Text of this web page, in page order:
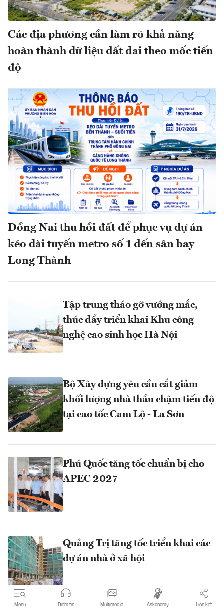
Menu Điểm tin Multimedia Askonomy Liên kết
Các địa phương cần làm rõ khả năng
hoàn thành dữ liệu đất đai theo mốc tiến
độ
Đồng Nai thu hồi đất để phục vụ dự án
kéo dài tuyến metro số 1 đến sân bay
Long Thành
Tập trung tháo gỡ vướng mắc,
thúc đẩy triển khai Khu công
nghệ cao sinh học Hà Nội
Bộ Xây dựng yêu cầu cắt giảm
khối lượng nhà thầu chậm tiến độ
tại cao tốc Cam Lộ - La Sơn
Phú Quốc tăng tốc chuẩn bị cho
APEC 2027
Quảng Trị tăng tốc triển khai các
dự án nhà ở xã hội